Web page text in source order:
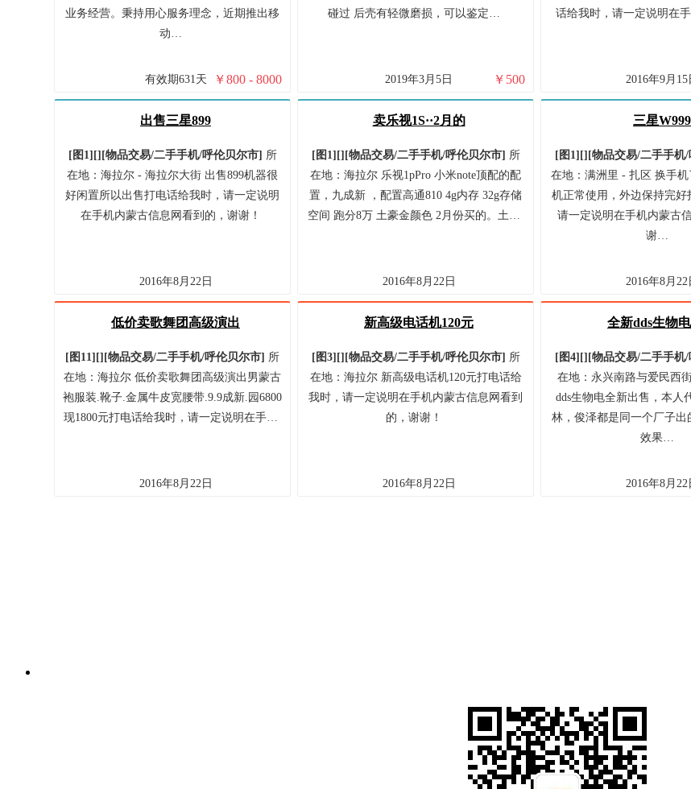
业务经营。秉持用心服务理念，近期推出移
动…
￥800 - 8000
有效期631天
碰过 后壳有轻微磨损，可以鉴定…
￥ 500
2019年3月5日
话给我时，请一定说明在
2016年9月15
出售三星899
[图1] [] [物品交易/二手手机/呼伦贝尔市] 所
在地：海拉尔 - 海拉尔大街 出售899机器很
好闲置所以出售打电话给我时，请一定说明
在手机内蒙古信息网看到的，谢谢！
2016年8月22日
卖乐视1S··2月的
[图1] [] [物品交易/二手手机/呼伦贝尔市] 所
在地：海拉尔 乐视1pPro 小米note顶配的配
置，九成新 ，配置高通810 4g内存 32g存储
空间 跑分8万 土豪金颜色 2月份买的。土…
2016年8月22日
三星W999
[图1] [] [物品交易/二手手机/
在地：满洲里 - 扎区 换手
机正常使用，外边保持完好
请一定说明在手机内蒙古
谢…
2016年8月22
低价卖歌舞团高级演出
[图11] [] [物品交易/二手手机/呼伦贝尔市] 所
在地：海拉尔 低价卖歌舞团高级演出男蒙古
袍服装.靴子.金属牛皮宽腰带.9.9成新.园6800
现1800元打电话给我时，请一定说明在手…
2016年8月22日
新高级电话机120元
[图3] [] [物品交易/二手手机/呼伦贝尔市] 所
在地：海拉尔 新高级电话机120元打电话给
我时，请一定说明在手机内蒙古信息网看到
的，谢谢！
2016年8月22日
全新dds生物
[图4] [] [物品交易/二手手机/
在地：永兴南路与爱民西
dds生物电全新出售，本人
林，俊泽都是同一个厂子出
效果…
2016年8月22